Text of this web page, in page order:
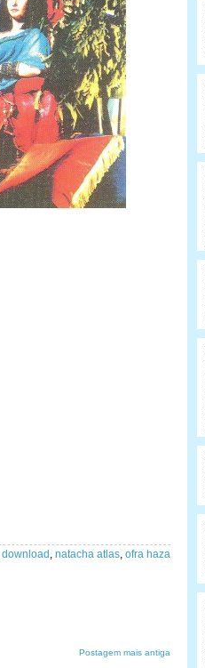
download , natacha atlas, ofra haza
Postagem mais antiga